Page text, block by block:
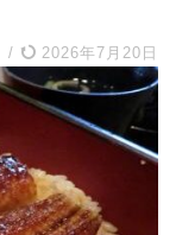
/ 2026年7月20日